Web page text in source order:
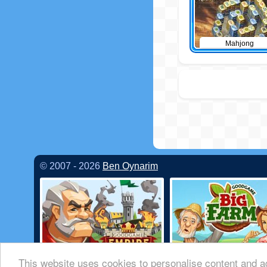
This website uses cookies to personalise content and
Mahjong
© 2007 - 2026 Ben Oynarim